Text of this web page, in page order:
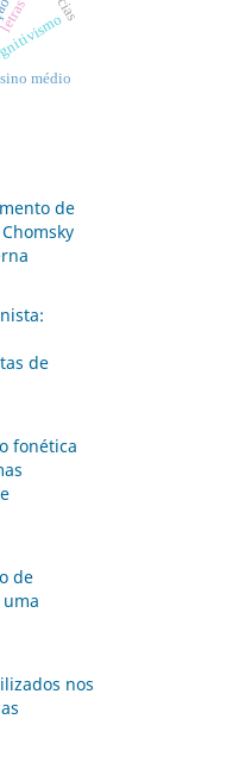
médio
de
de
fonética
de
nos